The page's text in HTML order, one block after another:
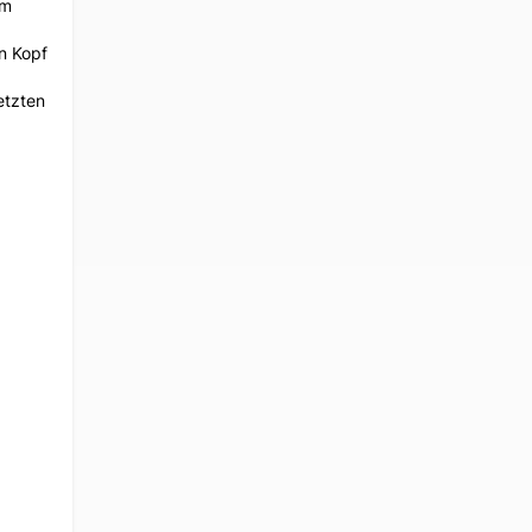
Kopf